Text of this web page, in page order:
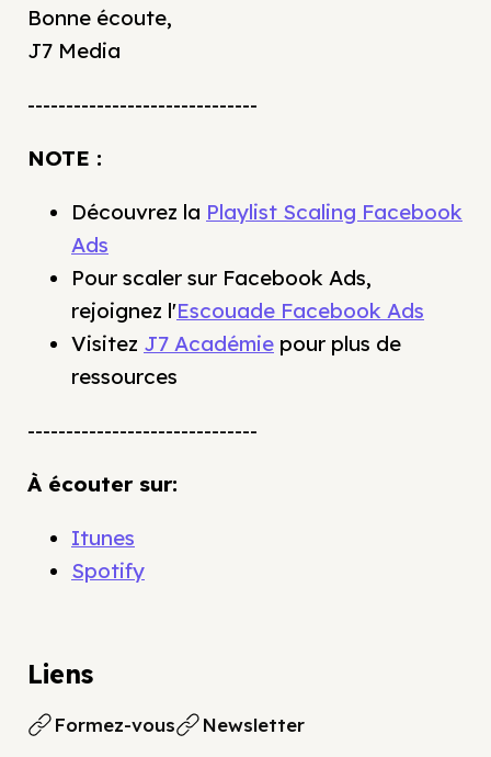
Bonne écoute,
J7 Media
------------------------------
NOTE :
Découvrez la Playlist Scaling Facebook
Ads
Pour scaler sur Facebook Ads,
rejoignez l'Escouade Facebook Ads
Visitez J7 Académie pour plus de
ressources
------------------------------
À écouter sur:
Itunes
Spotify
Liens
Formez-vous Newsletter